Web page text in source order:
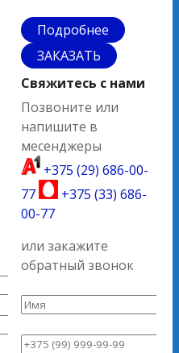
Подробнее
ЗАКАЗАТЬ
Свяжитесь с нами
Позвоните или
напишите в
месенджеры
+375 (29) 686-00-
77
+375 (33) 686-
00-77
или закажите
обратный звонок